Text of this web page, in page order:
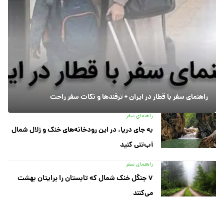
راهنمای سفر با قطار در ایران + ترفندها و نکات سفر راحت
راهنمای سفر
به جای دریا، در این رودخانه‌های خنک و زلال شمال
آب‌تنی کنید
راهنمای سفر
۷ جنگل خنک شمال که تابستان را برایتان بهشت
می‌کنند